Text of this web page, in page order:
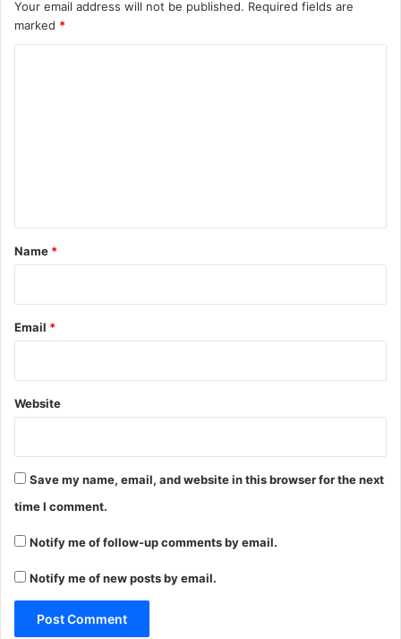
Your email address will not be published. Required fields are
marked *
*
Name *
Email *
Website
Save my name, email, and website in this browser for the next
time I comment.
Notify me of follow-up comments by email.
Notify me of new posts by email.